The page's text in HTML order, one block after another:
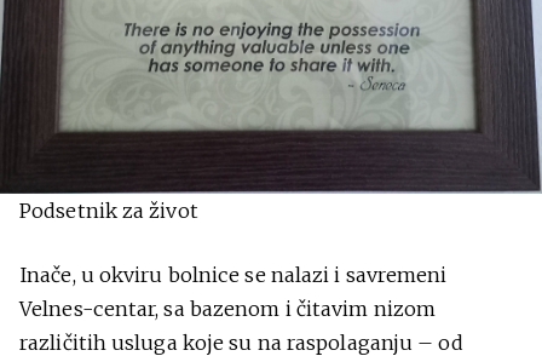
Podsetnik za život
Inače, u okviru bolnice se nalazi i savremeni
Velnes-centar, sa bazenom i čitavim nizom
različitih usluga koje su na raspolaganju – od